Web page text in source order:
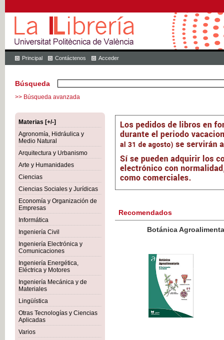
Principal Contáctenos Acceder
Búsqueda
>> Búsqueda avanzada
Materias [+/-]
Agronomía, Hidráulica y
Medio Natural
Arquitectura y Urbanismo
Arte y Humanidades
Ciencias
Ciencias Sociales y Jurídicas
Economía y Organización de
Empresas
Informática
Ingeniería Civil
Ingeniería Electrónica y
Comunicaciones
Ingeniería Energética,
Eléctrica y Motores
Ingeniería Mecánica y de
Materiales
Lingüística
Otras Tecnologías y Ciencias
Aplicadas
Varios
Recomendados
Botánica Agroalimentaria